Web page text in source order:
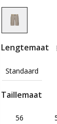
Lengtemaat
Standaard
Taillemaat
56